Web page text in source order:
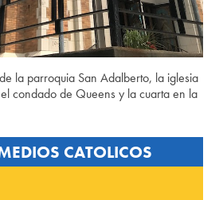
la parroquia San Adalberto, la iglesia
condado de Queens y la cuarta en la
CATOLICOS